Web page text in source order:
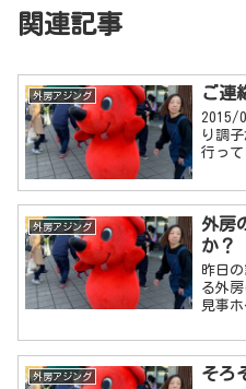
関連記事
外房アジング ご連
2015/
り調
行っ
ちょ
に方
た。
外房アジング
外房
か？
昨日
る外
見事
いく
思い
もあ
外房アジング そろ